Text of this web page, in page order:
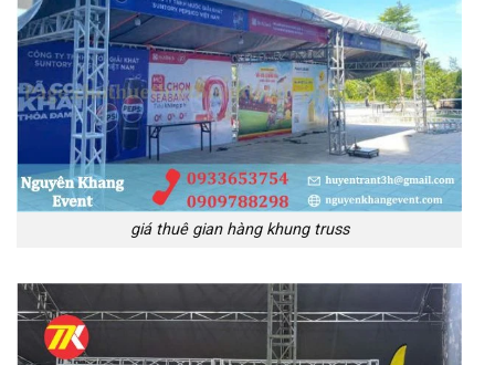
giá thuê gian hàng khung truss